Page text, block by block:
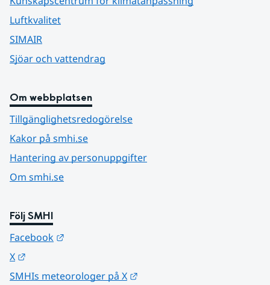
Luftkvalitet
SIMAIR
Sjöar och vattendrag
Om webbplatsen
Tillgänglighetsredogörelse
Kakor på smhi.se
Hantering av personuppgifter
Om smhi.se
Följ SMHI
Facebook
X
SMHIs meteorologer på X